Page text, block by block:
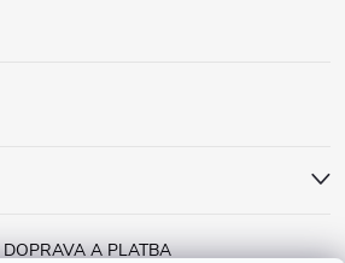
DOPRAVA A PLATBA